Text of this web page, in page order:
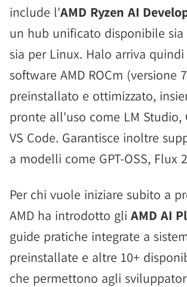
include l'AMD Ryzen AI
un hub unificato disponibile sia
sia per Linux. Halo arriva
software AMD ROCm (versione
preinstallato e ottimizzato,
pronte all'uso come LM Studio,
VS Code. Garantisce inoltre
a modelli come GPT-OSS, Flux
Per chi vuole iniziare subito a
AMD ha introdotto gli AMD AI
guide pratiche integrate a
preinstallate e altre 10+
che permettono agli